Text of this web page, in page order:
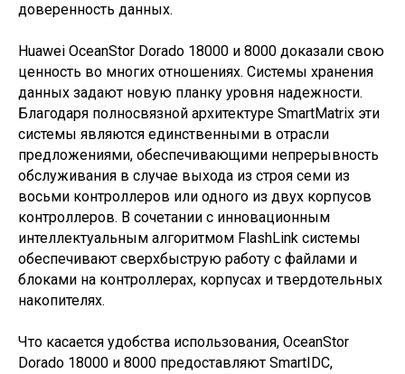
доверенность данных.
Huawei OceanStor Dorado 18000 и 8000 доказали свою
ценность во многих отношениях. Системы хранения
данных задают новую планку уровня надежности.
Благодаря полносвязной архитектуре SmartMatrix эти
системы являются единственными в отрасли
предложениями, обеспечивающими непрерывность
обслуживания в случае выхода из строя семи из
восьми контроллеров или одного из двух корпусов
контроллеров. В сочетании с инновационным
интеллектуальным алгоритмом FlashLink системы
обеспечивают сверхбыструю работу с файлами и
блоками на контроллерах, корпусах и твердотельных
накопителях.
Что касается удобства использования, OceanStor
Dorado 18000 и 8000 предоставляют SmartIDC,